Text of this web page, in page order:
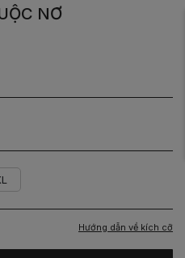
NƠ
Hướng dẫn về kích cỡ